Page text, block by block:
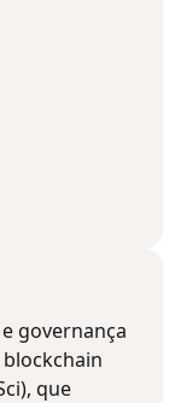
governança
que